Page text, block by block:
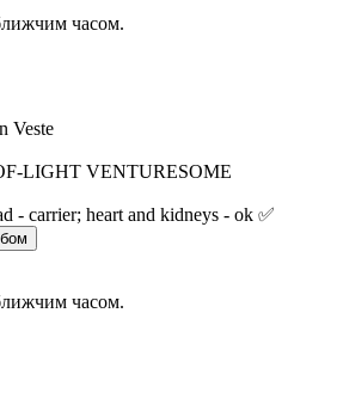
часом.
Veste
LIGHT VENTURESOME
- carrier; heart and kidneys - ok ✅
часом.